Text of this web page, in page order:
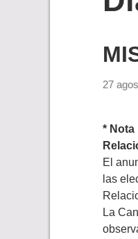
27
* Nota
El
las
La